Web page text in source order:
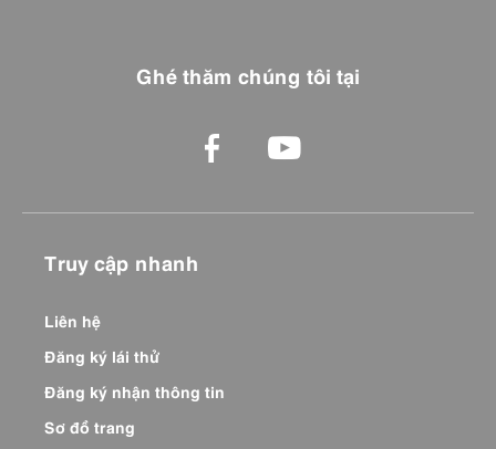
Ghé thăm chúng tôi tại
Truy cập nhanh
Liên hệ
Đăng ký lái thử
Đăng ký nhận thông tin
Sơ đồ trang